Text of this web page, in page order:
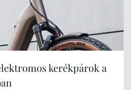
kerékpárok a